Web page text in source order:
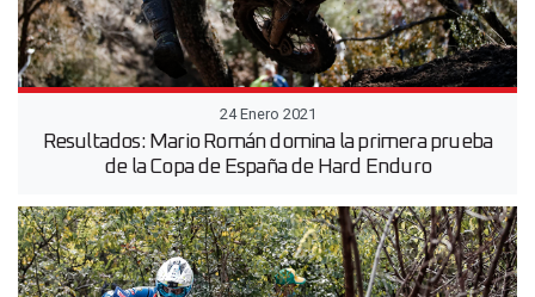
24 Enero 2021
Resultados: Mario Román domina la primera prueba
de la Copa de España de Hard Enduro